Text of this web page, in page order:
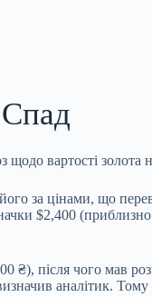
щодо вартості золота
за цінами, що
$2,400 (приблизно
₴), після чого мав
аналітик.